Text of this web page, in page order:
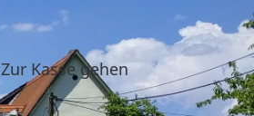
Zur Kasse gehen